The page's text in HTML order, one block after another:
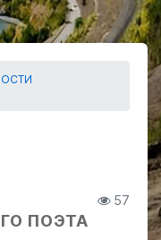
57
ПОЭТА